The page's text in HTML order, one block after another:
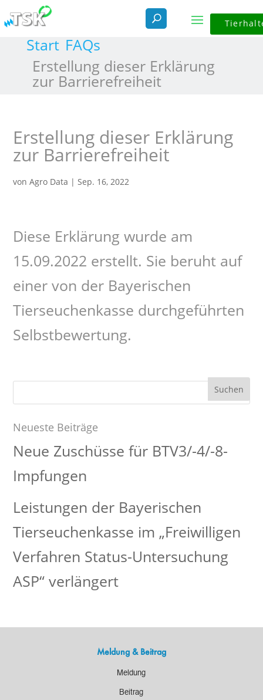
Start FAQs
Erstellung dieser Erklärung
zur Barrierefreiheit
Erstellung dieser Erklärung
zur Barrierefreiheit
vonAgro Data |Sep. 16, 2022
Diese Erklärung wurde am
15.09.2022 erstellt. Sie beruht auf
einer von der Bayerischen
Tierseuchenkasse durchgeführten
Selbstbewertung.
Suchen
nach:
Neueste Beiträge
Neue Zuschüsse für BTV3/-4/-8-
Impfungen
Leistungen der Bayerischen
Tierseuchenkasse im „Freiwilligen
Verfahren Status-Untersuchung
ASP“ verlängert
Meldung & Beitrag
Meldung
Beitrag